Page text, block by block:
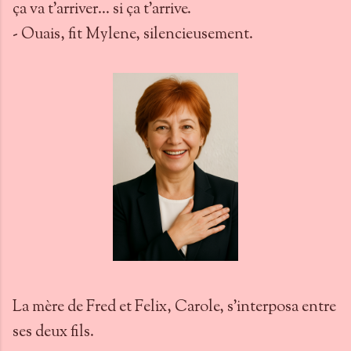
ça va t’arriver… si ça t’arrive.
- Ouais, fit Mylene, silencieusement.
La mère de Fred et Felix, Carole, s’interposa entre
ses deux fils.